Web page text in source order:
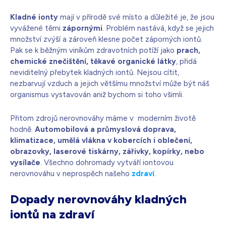
Kladné ionty mají v přírodě své místo a důležité je, že jsou
vyvážené těmi zápornými. Problém nastává, když se jejich
množství zvýší a zároveň klesne počet záporných iontů.
Pak se k běžným viníkům zdravotních potíží jako prach,
chemické znečištění, těkavé organické látky, přidá
neviditelný přebytek kladných iontů. Nejsou cítit,
nezbarvují vzduch a jejich většímu množství může být náš
organismus vystavován aniž bychom si toho všimli.
Přitom zdrojů nerovnováhy máme v moderním životě
hodně. Automobilová a průmyslová doprava,
klimatizace, umělá vlákna v kobercích i oblečení,
obrazovky, laserové tiskárny, zářivky, kopírky, nebo
vysílače. Všechno dohromady vytváří iontovou
nerovnováhu v neprospěch našeho zdraví.
Dopady nerovnováhy kladných
iontů na zdraví